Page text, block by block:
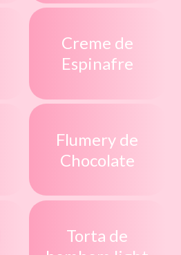
Creme de
Espinafre
Flumery de
Chocolate
Torta de